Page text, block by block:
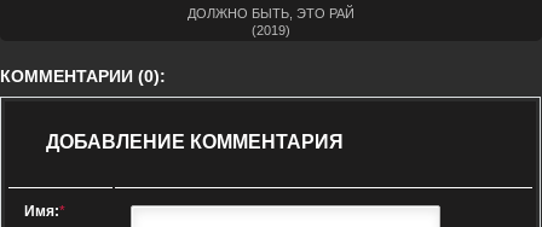
ДОЛЖНО БЫТЬ, ЭТО РАЙ
(2019)
КОММЕНТАРИИ (0):
ДОБАВЛЕНИЕ КОММЕНТАРИЯ
Имя:*